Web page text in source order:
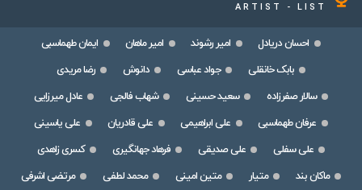
ARTIST - LIST
احسان دریادل امیر رشوند امیر ماهان
ایمان طهماسبی
بابک خانقلی
جواد عباسی دانوش
رضا مریدی
سالار صفرزاده
سعید حسینی شهاب فالجی
عادل میرزایی
عرفان طهماسبی
علی ابراهیمی علی قادریان
علی یاسینی
علی سفلی
علی صدیقی فرهاد جهانگیری
کسری زاهدی
ماکان بند
متیار متین امینی محمد لطفی
مرتضی اشرفی